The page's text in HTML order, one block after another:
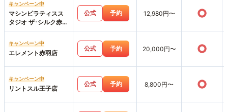
キャンペーン中
マシンピラティスス
タジオ ザ･シルク赤羽
店
公式 予約 12,980円〜 ○
キャンペーン中
エレメント赤羽店
公式 予約 20,000円〜 ○
キャンペーン中
リントスル王子店
公式 予約 8,800円〜 ○